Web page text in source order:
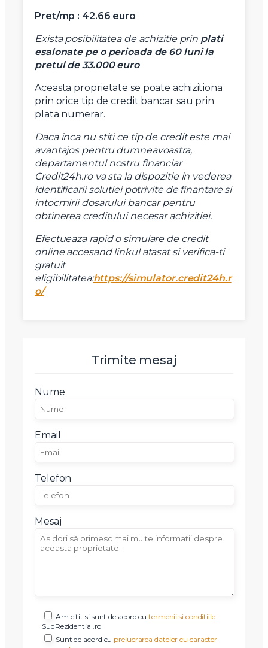
Pret/mp : 42.66 euro
Exista posibilitatea de achizitie prin plati
esalonate pe o perioada de 60 luni la
pretul de 33.000 euro
Aceasta proprietate se poate achizitiona
prin orice tip de credit bancar sau prin
plata numerar.
Daca inca nu stiti ce tip de credit este mai
avantajos pentru dumneavoastra,
departamentul nostru financiar
Credit24h.ro va sta la dispozitie in vederea
identificarii solutiei potrivite de finantare si
intocmirii dosarului bancar pentru
obtinerea creditului necesar achizitiei.
Efectueaza rapid o simulare de credit
online accesand linkul atasat si verifica-ti
gratuit
eligibilitatea:https://simulator.credit24h.r
o/
Trimite mesaj
Nume
Email
Telefon
Mesaj
Am citit si sunt de acord cutermenii si conditiile
SudRezidential.ro
Sunt de acord cu prelucrarea datelor cu caracter
Telefon